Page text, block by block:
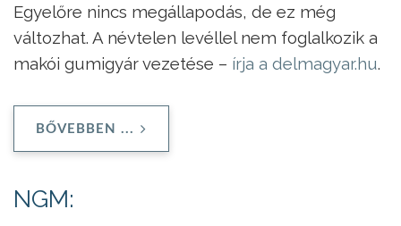
Egyelőre nincs megállapodás, de ez még
változhat. A névtelen levéllel nem foglalkozik a
makói gumigyár vezetése – írja a delmagyar.hu.
BŐVEBBEN ...
NGM: